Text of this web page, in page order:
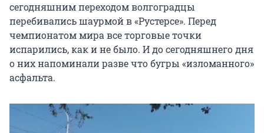
сегодняшним переходом волгоградцы
перебивались шаурмой в «Рустерсе». Перед
чемпионатом мира все торговые точки
испарились, как и не было. И до сегодняшнего дня
о них напоминали разве что бугры «изломанного»
асфальта.